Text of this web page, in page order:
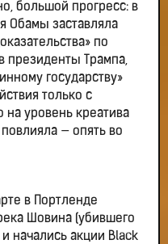
большой прогресс: в
Обамы заставляла
по
президенты Трампа,
государству»
только с
уровень креатива
— опять во
в Портленде
Шовина (убившего
начались акции Black